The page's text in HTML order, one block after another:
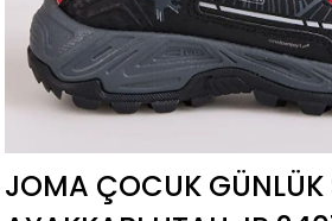
JOMA ÇOCUK GÜNLÜK